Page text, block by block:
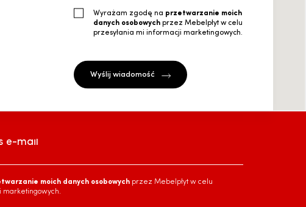
Wyrażam zgodę na przetwarzanie moich
danych osobowychprzez Mebelpłyt w celu
przesyłania mi informacji marketingowych.
e-mail
moich danych osobowych przez Mebelpłyt w celu
marketingowych.